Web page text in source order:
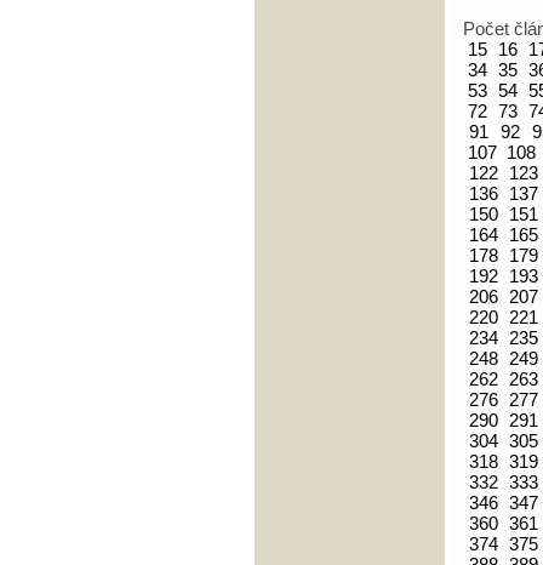
Počet
15 16
34 35
53 54
72 73
91
92
107 108
122
123
136
137
150
151
164
165
178
179
192
193
206 207
220
221
234
235
248
249
262
263
276
277
290
291
304 305
318 319
332 333
346 347
360 361
374 375